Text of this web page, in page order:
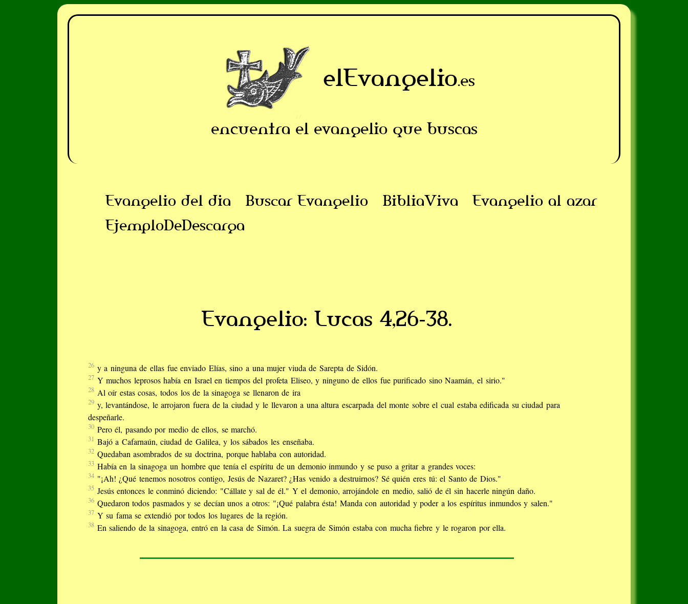
elEvangelio.es
encuentra el evangelio que buscas
Evangelio del dia Buscar Evangelio BibliaViva
Evangelio al azar
EjemploDeDescarga
Evangelio: Lucas 4,26-38.
26 y a ninguna de ellas fue enviado Elías, sino a una mujer viuda de Sarepta de Sidón.
27 Y muchos leprosos había en Israel en tiempos del profeta Eliseo, y ninguno de ellos fue purificado sino Naamán, el sirio."
28 Al oír estas cosas, todos los de la sinagoga se llenaron de ira
29 y, levantándose, le arrojaron fuera de la ciudad y le llevaron a una altura escarpada del monte sobre el cual estaba edificada su ciudad para
despeñarle.
30 Pero él, pasando por medio de ellos, se marchó.
31 Bajó a Cafarnaún, ciudad de Galilea, y los sábados les enseñaba.
32 Quedaban asombrados de su doctrina, porque hablaba con autoridad.
33 Había en la sinagoga un hombre que tenía el espíritu de un demonio inmundo y se puso a gritar a grandes voces:
34 "¡Ah! ¿Qué tenemos nosotros contigo, Jesús de Nazaret? ¿Has venido a destruirnos? Sé quién eres tú: el Santo de Dios."
35 Jesús entonces le conminó diciendo: "Cállate y sal de él." Y el demonio, arrojándole en medio, salió de él sin hacerle ningún daño.
36 Quedaron todos pasmados y se decían unos a otros: "¡Qué palabra ésta! Manda con autoridad y poder a los espíritus inmundos y salen."
37 Y su fama se extendió por todos los lugares de la región.
38 En saliendo de la sinagoga, entró en la casa de Simón. La suegra de Simón estaba con mucha fiebre y le rogaron por ella.